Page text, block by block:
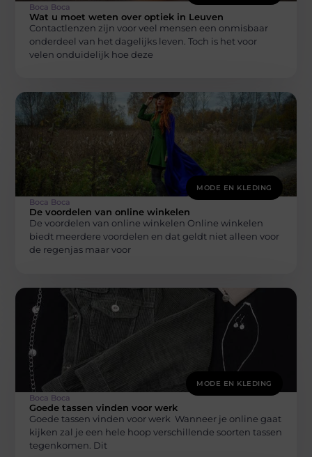
Boca Boca
Wat u moet weten over optiek in Leuven
Contactlenzen zijn voor veel mensen een onmisbaar
onderdeel van het dagelijks leven. Toch is het voor
velen onduidelijk hoe deze
MODE EN KLEDING
Boca Boca
De voordelen van online winkelen
De voordelen van online winkelen Online winkelen
biedt meerdere voordelen en dat geldt niet alleen voor
de regenjas maar voor
MODE EN KLEDING
Boca Boca
Goede tassen vinden voor werk
Goede tassen vinden voor werk Wanneer je online gaat
kijken zal je een hele hoop verschillende soorten tassen
tegenkomen. Dit